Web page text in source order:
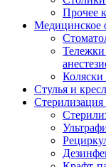
Прочее
Медицинское
Коляски
Стулья и